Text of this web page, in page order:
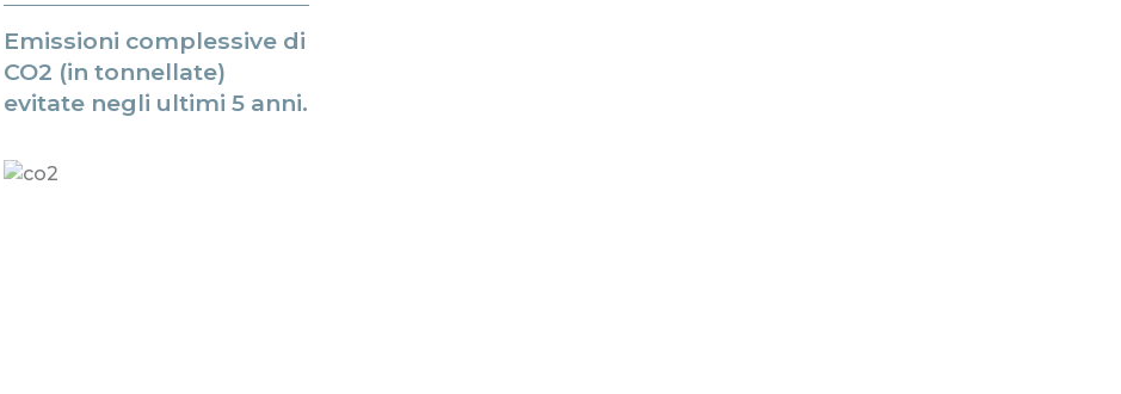
Emissioni complessive di
CO2 (in tonnellate)
evitate negli ultimi 5 anni.